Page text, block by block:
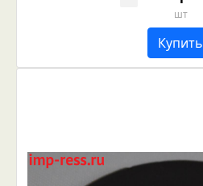
шт
Купить